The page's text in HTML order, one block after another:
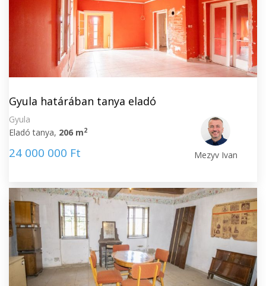
Gyula határában tanya eladó
Gyula
Eladó tanya, 206 m2
24 000 000 Ft Mezyv Ivan